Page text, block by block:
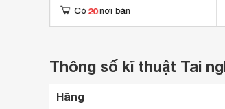
Có 20 nơi bán
Thông số kĩ thuật Tai
Hãng